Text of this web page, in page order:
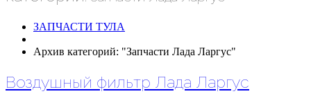
ЗАПЧАСТИ ТУЛА
Архив категорий: "Запчасти Лада Ларгус"
Воздушный фильтр Лада Ларгус